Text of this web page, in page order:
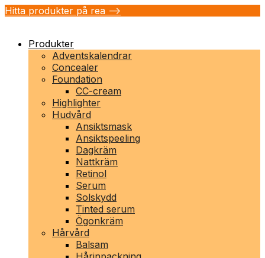
Hitta produkter på rea -->
Produkter
Adventskalendrar
Concealer
Foundation
CC-cream
Highlighter
Hudvård
Ansiktsmask
Ansiktspeeling
Dagkräm
Nattkräm
Retinol
Serum
Solskydd
Tinted serum
Ögonkräm
Hårvård
Balsam